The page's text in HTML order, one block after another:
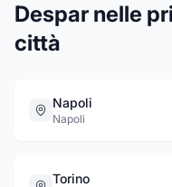
Despar nelle
città
Napoli
Napoli
Torino